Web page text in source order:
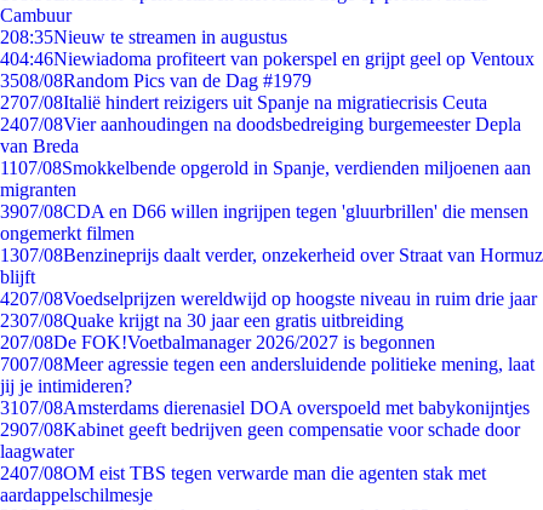
Cambuur
208:35Nieuw te streamen in augustus
404:46Niewiadoma profiteert van pokerspel en grijpt geel op Ventoux
3508/08Random Pics van de Dag #1979
2707/08Italië hindert reizigers uit Spanje na migratiecrisis Ceuta
2407/08Vier aanhoudingen na doodsbedreiging burgemeester Depla
van Breda
1107/08Smokkelbende opgerold in Spanje, verdienden miljoenen aan
migranten
3907/08CDA en D66 willen ingrijpen tegen 'gluurbrillen' die mensen
ongemerkt filmen
1307/08Benzineprijs daalt verder, onzekerheid over Straat van Hormuz
blijft
4207/08Voedselprijzen wereldwijd op hoogste niveau in ruim drie jaar
2307/08Quake krijgt na 30 jaar een gratis uitbreiding
207/08De FOK!Voetbalmanager 2026/2027 is begonnen
7007/08Meer agressie tegen een andersluidende politieke mening, laat
jij je intimideren?
3107/08Amsterdams dierenasiel DOA overspoeld met babykonijntjes
2907/08Kabinet geeft bedrijven geen compensatie voor schade door
laagwater
2407/08OM eist TBS tegen verwarde man die agenten stak met
aardappelschilmesje